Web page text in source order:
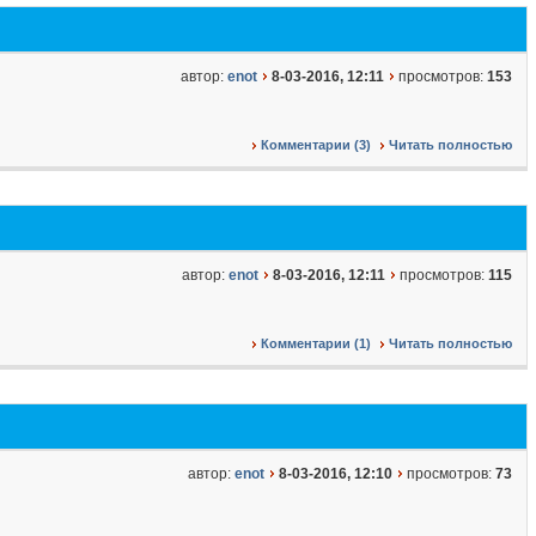
автор: enot 8-03-2016, 12:11 просмотров: 153
Комментарии (3) Читать полностью
автор: enot 8-03-2016, 12:11 просмотров: 115
Комментарии (1) Читать полностью
автор: enot 8-03-2016, 12:10 просмотров: 73